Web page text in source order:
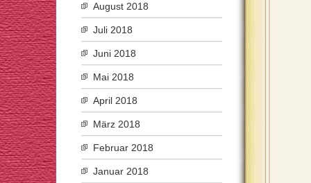
August 2018
Juli 2018
Juni 2018
Mai 2018
April 2018
März 2018
Februar 2018
Januar 2018